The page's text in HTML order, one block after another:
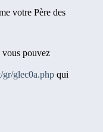
votre Père des
pouvez
glec0a.php qui